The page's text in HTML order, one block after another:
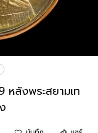
หลังพระสยามเท